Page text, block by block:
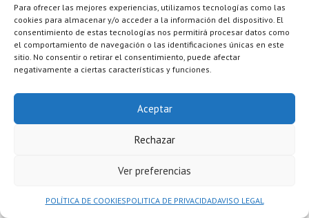
Para ofrecer las mejores experiencias, utilizamos tecnologías como las
cookies para almacenar y/o acceder a la información del dispositivo. El
consentimiento de estas tecnologías nos permitirá procesar datos como
el comportamiento de navegación o las identificaciones únicas en este
sitio. No consentir o retirar el consentimiento, puede afectar
negativamente a ciertas características y funciones.
Aceptar
Rechazar
Ver preferencias
POLÍTICA DE COOKIESPOLITICA DE PRIVACIDADAVISO LEGAL
INTERMUNDIAL. Click aqui.
Incluye Asistencia, Cancelación y Cobertura especial Covid-19
Bebidas en los almuerzos y cenas
se recomienda en todos los viajes entre
20-25 € por persona la semana completa al guía y unos 15 € por
En definitiva, cualquier gasto de índole personal, como compras,